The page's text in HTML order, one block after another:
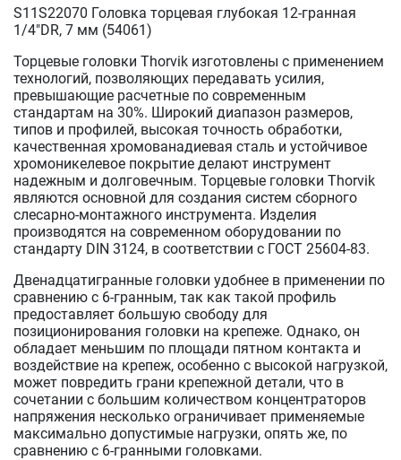
S11S22070 Головка торцевая глубокая 12-гранная
1/4"DR, 7 мм (54061)
Торцевые головки Thorvik изготовлены с применением
технологий, позволяющих передавать усилия,
превышающие расчетные по современным
стандартам на 30%. Широкий диапазон размеров,
типов и профилей, высокая точность обработки,
качественная хромованадиевая сталь и устойчивое
хромоникелевое покрытие делают инструмент
надежным и долговечным. Торцевые головки Thorvik
являются основной для создания систем сборного
слесарно-монтажного инструмента. Изделия
производятся на современном оборудовании по
стандарту DIN 3124, в соответствии с ГОСТ 25604-83.
Двенадцатигранные головки удобнее в применении по
сравнению с 6-гранным, так как такой профиль
предоставляет большую свободу для
позиционирования головки на крепеже. Однако, он
обладает меньшим по площади пятном контакта и
воздействие на крепеж, особенно с высокой нагрузкой,
может повредить грани крепежной детали, что в
сочетании с большим количеством концентраторов
напряжения несколько ограничивает применяемые
максимально допустимые нагрузки, опять же, по
сравнению с 6-гранными головками.